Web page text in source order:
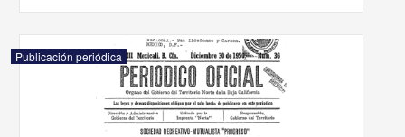
Publicación periódica